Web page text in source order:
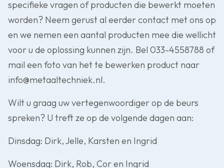
specifieke vragen of producten die bewerkt moeten
worden? Neem gerust al eerder contact met ons op
en we nemen een aantal producten mee die wellicht
voor u de oplossing kunnen zijn. Bel 033-4558788 of
mail een foto van het te bewerken product naar
info@metaaltechniek.nl.
Wilt u graag uw vertegenwoordiger op de beurs
spreken? U treft ze op de volgende dagen aan:
Dinsdag: Dirk, Jelle, Karsten en Ingrid
Woensdag: Dirk, Rob, Cor en Ingrid